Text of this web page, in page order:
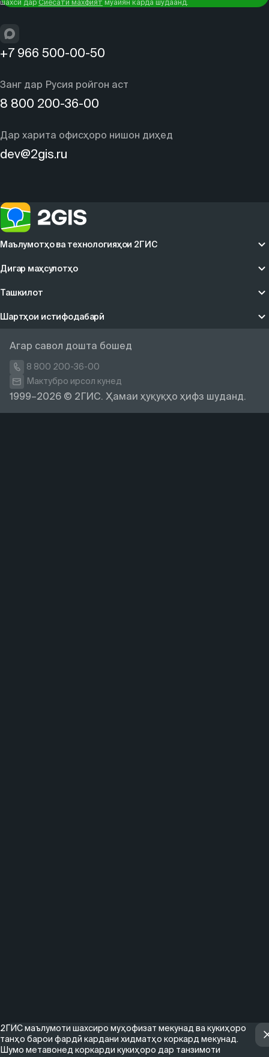
2ГИС маълумоти шахсиро муҳофизат мекунад ва кукиҳоро
танҳо барои фардӣ кардани хидматҳо коркард мекунад.
Шумо метавонед коркарди кукиҳоро дар танзимоти
шахсӣ дар Сиёсати махфият муайян карда шудаанд.
+7 966 500-00-50
Занг дар Русия ройгон аст
8 800 200-36-00
Дар харита офисҳоро нишон диҳед
dev@2gis.ru
Маълумотҳо ва технологияҳои 2ГИС
Дигар маҳсулотҳо
Ташкилот
Шартҳои истифодабарӣ
1999–2026 © 2ГИС. Ҳамаи ҳуқуқҳо ҳифз шуданд.
Агар савол дошта бошед
8 800 200-36-00
Мактубро ирсол кунед